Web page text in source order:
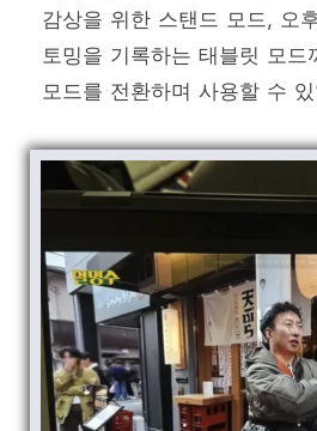
감상을 위한 스탠드 모드, 오
토밍을 기록하는 태블릿 모드
모드를 전환하며 사용할 수